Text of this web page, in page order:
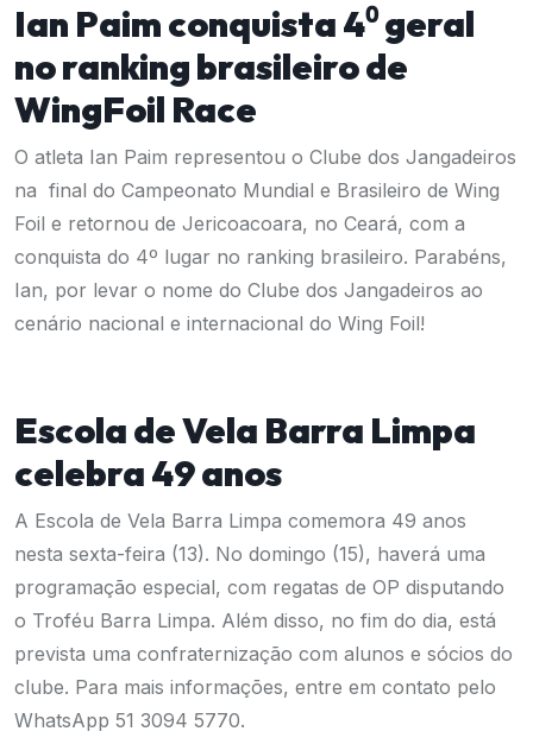
Ian Paim conquista 4⁰ geral
no ranking brasileiro de
WingFoil Race
O atleta Ian Paim representou o Clube dos Jangadeiros
na final do Campeonato Mundial e Brasileiro de Wing
Foil e retornou de Jericoacoara, no Ceará, com a
conquista do 4º lugar no ranking brasileiro. Parabéns,
Ian, por levar o nome do Clube dos Jangadeiros ao
cenário nacional e internacional do Wing Foil!
Escola de Vela Barra Limpa
celebra 49 anos
A Escola de Vela Barra Limpa comemora 49 anos
nesta sexta-feira (13). No domingo (15), haverá uma
programação especial, com regatas de OP disputando
o Troféu Barra Limpa. Além disso, no fim do dia, está
prevista uma confraternização com alunos e sócios do
clube. Para mais informações, entre em contato pelo
WhatsApp 51 3094 5770.